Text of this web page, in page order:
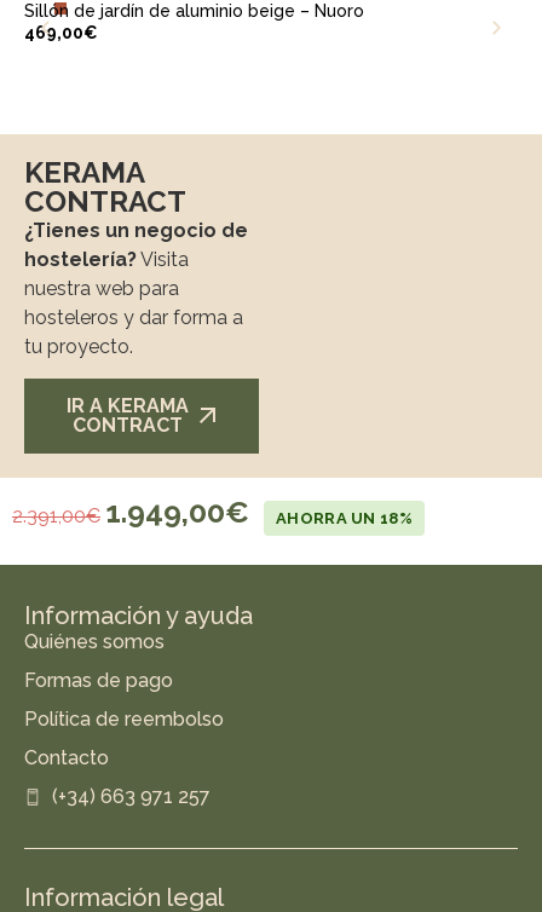
Sillón de jardín de aluminio beige – Nuoro
469,00€
KERAMA
CONTRACT
¿Tienes un negocio de
hostelería?Visita
nuestra web para
hosteleros y dar forma a
tu proyecto.
IR A KERAMA
CONTRACT
2.391,00€ 1.949,00€ AHORRA UN 18%
Información y ayuda
Quiénes somos
Formas de pago
Política de reembolso
Contacto
(+34) 663 971 257
Información legal